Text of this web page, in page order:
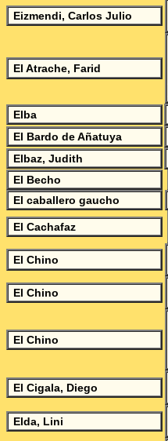
Eizmendi, Carlos Julio
El Atrache, Farid
Elba
El Bardo deAñatuya
Elbaz, Judith
El Becho
El caballero gaucho
El Cachafaz
El Chino
El Chino
El Chino
El Cigala, Diego
Elda, Lini